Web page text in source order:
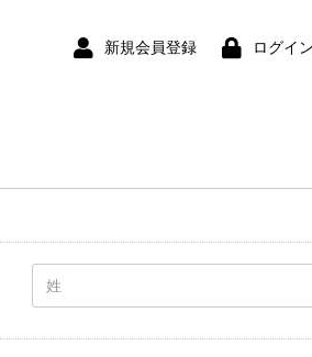
新規会員登録 ログイン